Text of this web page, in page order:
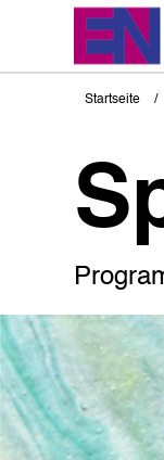
Startseite